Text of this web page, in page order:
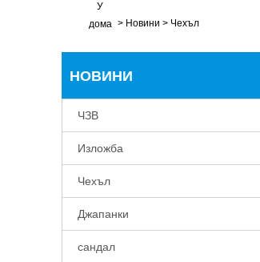
У
дома > Новини > Чехъл
НОВИНИ
ЧЗВ
Изложба
Чехъл
Джапанки
сандал